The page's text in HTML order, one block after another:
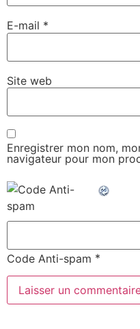
E-mail *
Site web
Enregistrer mon nom,
navigateur pour mon
Code Anti-spam *